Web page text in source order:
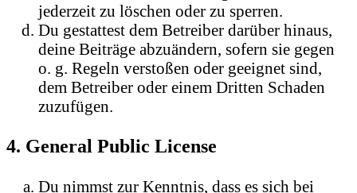
jederzeit zu löschen oder zu sperren.
Du gestattest dem Betreiber darüber hinaus,
deine Beiträge abzuändern, sofern sie gegen
o. g. Regeln verstoßen oder geeignet sind,
dem Betreiber oder einem Dritten Schaden
zuzufügen.
4. General Public License
Du nimmst zur Kenntnis, dass es sich bei